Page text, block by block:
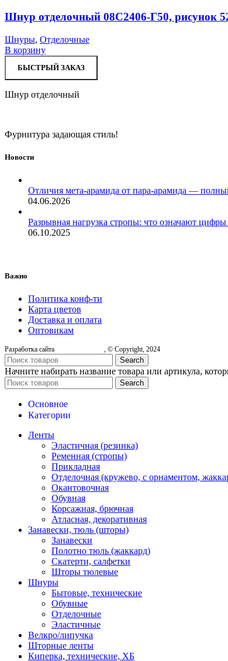
Шнур отделочный 08С2406-Г50, рисунок
Шнуры, Отделочные
В корзину
БЫСТРЫЙ ЗАКАЗ
Шнур отделочный
Фурнитура задающая стиль!
Новости
Отличия мета-арамида от пара-арамида —
04.06.2026
Разрывная нагрузка стропы: что означают цифры
06.10.2025
Важно
Политика конф-ти
Карта цветов
Доставка и оплата
Оптовикам
Разработка сайта , © Copyright, 2024
Search
Начните набирать название товара или артикула,
Search
Основное
Категории
Ленты
Эластичная (резинка)
Ременная (стропы)
Прикладная
Отделочная (кружево, с орнаментом,
Окантовочная
Обувная
Корсажная, брючная
Атласная, декоративная
Занавески, тюль (шторы)
Занавески
Полотно тюль (жаккард)
Скатерти, салфетки
Шторы тюлевые
Шнуры
Бытовые, технические
Обувные
Отделочные
Эластичные
Велкро/липучка
Шторные ленты
Киперка, технические, ХБ